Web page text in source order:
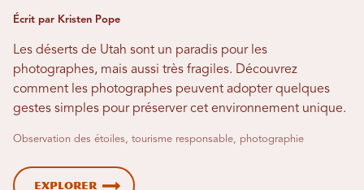
Écrit par Kristen Pope
Les déserts de Utah sont un paradis pour les
photographes, mais aussi très fragiles. Découvrez
comment les photographes peuvent adopter quelques
gestes simples pour préserver cet environnement unique.
Observation des étoiles, tourisme responsable, photographie
Explorer